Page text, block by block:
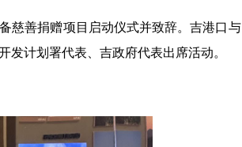
慈善捐赠项目启动仪式并致辞。吉港口与
发计划署代表、吉政府代表出席活动。